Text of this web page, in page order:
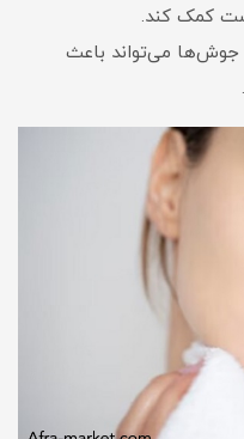
کمک کند.
جوش‌ها می‌تواند باعث